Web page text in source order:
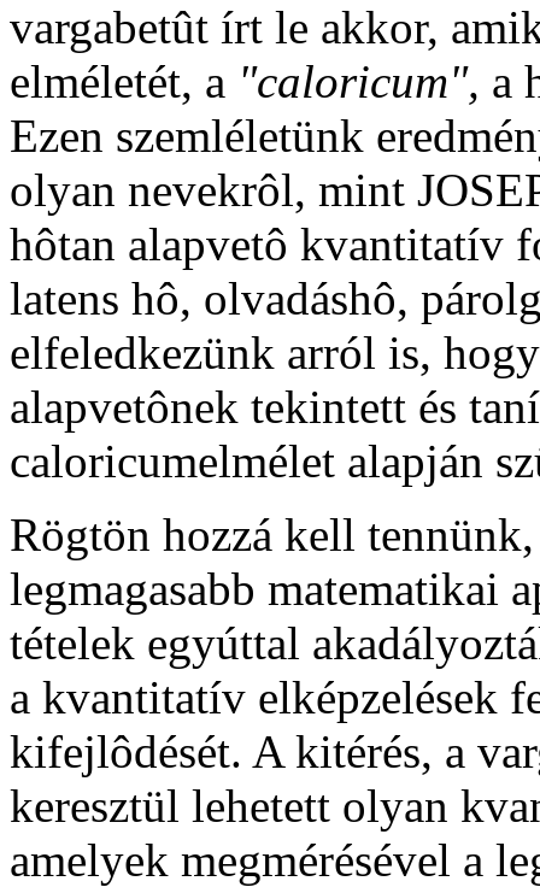
vargabetût írt le akkor,
elméletét, a "caloricum", a
Ezen szemléletünk
olyan nevekrôl, mint
hôtan alapvetô kvantitatív
latens hô, olvadáshô,
elfeledkezünk arról is,
alapvetônek tekintett és
caloricumelmélet alapján
Rögtön hozzá kell
legmagasabb matematikai
tételek egyúttal
a kvantitatív elképzelések
kifejlôdését. A kitérés, a
keresztül lehetett olyan
amelyek megmérésével a